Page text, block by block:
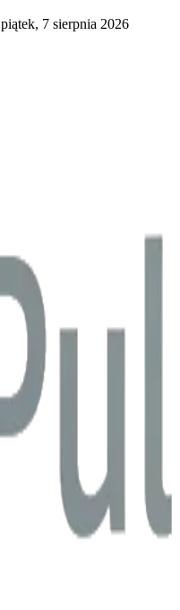
piątek, 7 sierpnia 2026